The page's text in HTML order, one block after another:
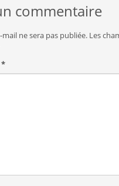
commentaire
ne sera pas publiée. Les
*